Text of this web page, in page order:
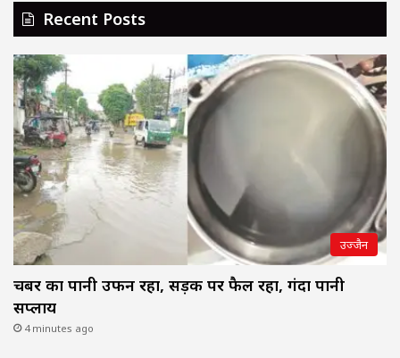
Recent Posts
उज्जैन
चैंबर का पानी उफन रहा, सड़क पर फैल रहा, गंदा पानी
सप्लाय
4 minutes ago